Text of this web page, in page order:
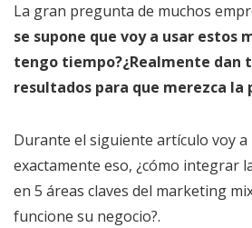
La gran pregunta de muchos
se supone que voy a usar estos
tengo tiempo?¿Realmente dan
resultados para que merezca la
Durante el siguiente artículo voy
exactamente eso, ¿cómo integrar
en 5 áreas claves del marketing
funcione su negocio?.